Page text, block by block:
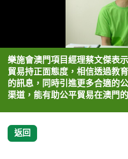
樂施會澳門項目經理蔡文傑表
貿易持正面態度，相信透過教
的訊息，同時引進更多合適的
渠道，能有助公平貿易在澳門
返回